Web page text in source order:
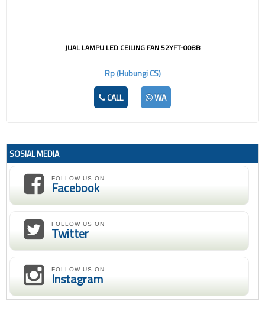
JUAL LAMPU LED CEILING FAN 52YFT-008B
Rp (Hubungi CS)
CALL
WA
SOSIAL MEDIA
FOLLOW US ON
Facebook
FOLLOW US ON
Twitter
FOLLOW US ON
Instagram